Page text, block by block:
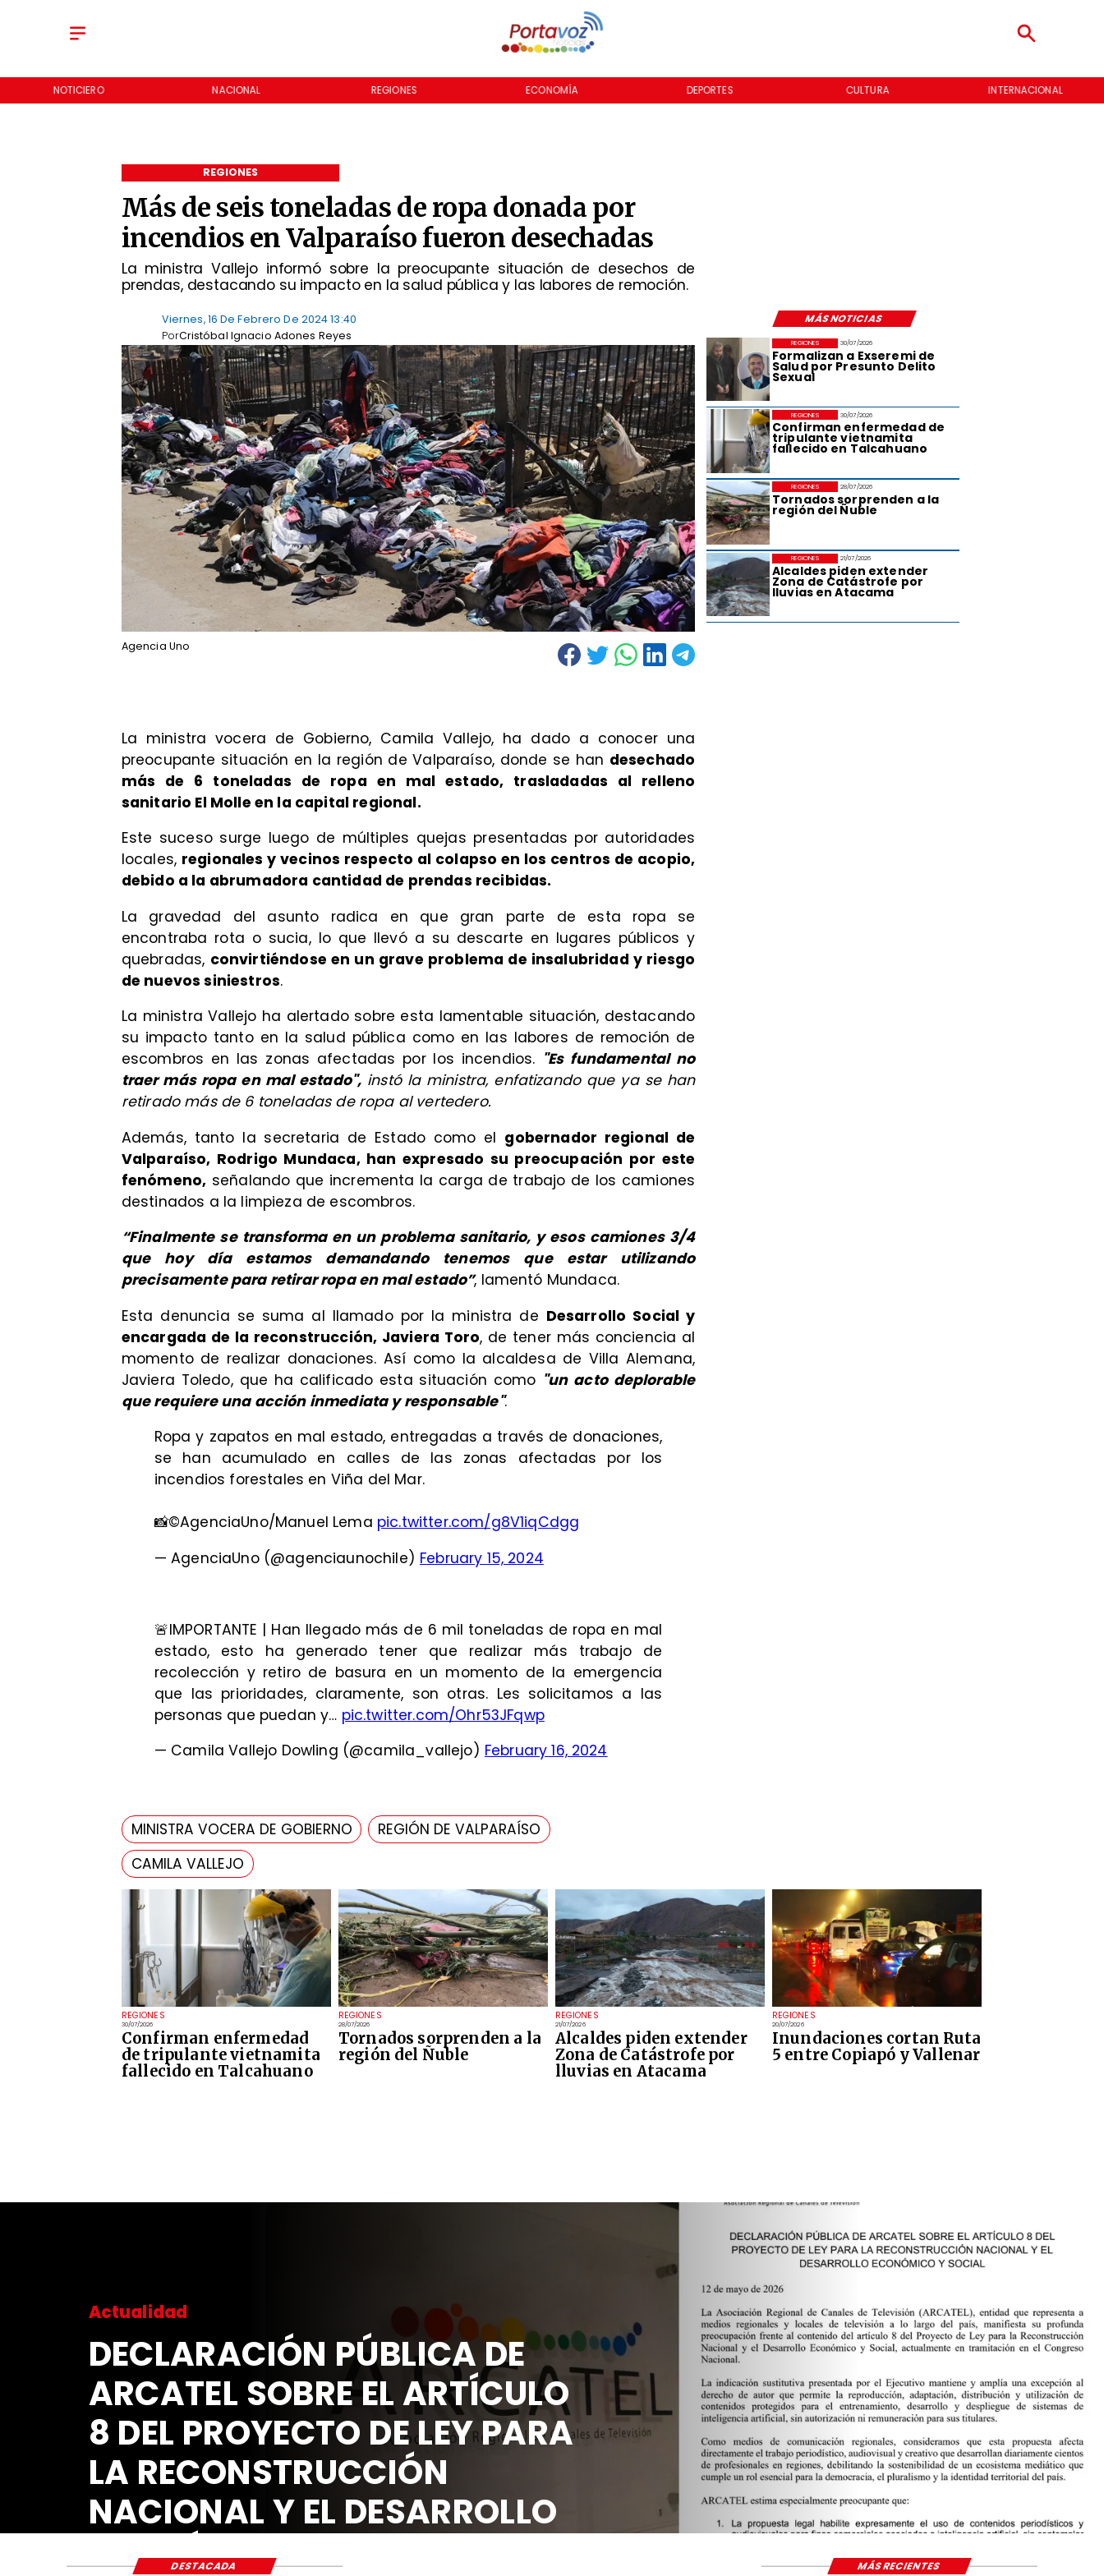
NOTICIERO NACIONAL REGIONES ECONOMÍA DEPORTES CULTURA INTERNACIONAL
Más de seis toneladas de ropa donada por
incendios en Valparaíso fueron desechadas
​La ministra Vallejo informó sobre la preocupante situación de desechos de
prendas, destacando su impacto en la salud pública y las labores de remoción.
REGIONES
MÁS NOTICIAS
Viernes, 16 De Febrero De 2024 13:40
Cristóbal Ignacio Adones Reyes
Por
Agencia Uno
REGIONES
30/07/2026
Confirman enfermedad
de tripulante vietnamita
fallecido en Talcahuano
REGIONES
28/07/2026
Tornados sorprenden a la
región del Ñuble
REGIONES
21/07/2026
Alcaldes piden extender
Zona de Catástrofe por
lluvias en Atacama
REGIONES
20/07/2026
Inundaciones cortan Ruta
5 entre Copiapó y Vallenar
30/07/2026
Formalizan a Exseremi de
Salud por Presunto Delito
Sexual
REGIONES
30/07/2026
Confirman enfermedad de
tripulante vietnamita
fallecido en Talcahuano
REGIONES
28/07/2026
Tornados sorprenden a la
región del Ñuble
REGIONES
21/07/2026
Alcaldes piden extender
Zona de Catástrofe por
lluvias en Atacama
REGIONES
La ministra vocera de Gobierno, Camila Vallejo, ha dado a conocer una
preocupante situación en la región de Valparaíso, donde se han desechado
más de 6 toneladas de ropa en mal estado, trasladadas al relleno
sanitario El Molle en la capital regional.
​Este suceso surge luego de múltiples quejas presentadas por autoridades
locales, regionales y vecinos respecto al colapso en los centros de acopio,
debido a la abrumadora cantidad de prendas recibidas.
La gravedad del asunto radica en que gran parte de esta ropa se
encontraba rota o sucia, lo que llevó a su descarte en lugares públicos y
quebradas, convirtiéndose en un grave problema de insalubridad y riesgo
de nuevos siniestros.
La ministra Vallejo ha alertado sobre esta lamentable situación, destacando
su impacto tanto en la salud pública como en las labores de remoción de
escombros en las zonas afectadas por los incendios. "Es fundamental no
traer más ropa en mal estado", instó la ministra, enfatizando que ya se han
retirado más de 6 toneladas de ropa al vertedero.
Además, tanto la secretaria de Estado como el gobernador regional de
Valparaíso, Rodrigo Mundaca, han expresado su preocupación por este
fenómeno, señalando que incrementa la carga de trabajo de los camiones
destinados a la limpieza de escombros.
“Finalmente se transforma en un problema sanitario, y esos camiones 3/4
que hoy día estamos demandando tenemos que estar utilizando
precisamente para retirar ropa en mal estado”, lamentó Mundaca.
Esta denuncia se suma al llamado por la ministra de Desarrollo Social y
encargada de la reconstrucción, Javiera Toro, de tener más conciencia al
momento de realizar donaciones. Así como la alcaldesa de Villa Alemana,
Javiera Toledo, que ha calificado esta situación como "un acto deplorable
que requiere una acción inmediata y responsable".
Ropa y zapatos en mal estado, entregadas a través de donaciones,
se han acumulado en calles de las zonas afectadas por los
incendios forestales en Viña del Mar.
📸©AgenciaUno/Manuel Lema pic.twitter.com/g8V1iqCdgg
— AgenciaUno (@agenciaunochile) February 15, 2024
🚨IMPORTANTE | Han llegado más de 6 mil toneladas de ropa en mal
estado, esto ha generado tener que realizar más trabajo de
recolección y retiro de basura en un momento de la emergencia
que las prioridades, claramente, son otras. Les solicitamos a las
personas que puedan y… pic.twitter.com/Ohr53JFqwp
— Camila Vallejo Dowling (@camila_vallejo) February 16, 2024
MINISTRA VOCERA DE GOBIERNO
REGIÓN DE VALPARAÍSO
CAMILA VALLEJO
Actualidad
DECLARACIÓN PÚBLICA DE
ARCATEL SOBRE EL ARTÍCULO
8 DEL PROYECTO DE LEY PARA
LA RECONSTRUCCIÓN
NACIONAL Y EL DESARROLLO
ECONÓMICO Y SOCIAL
DESTACADA MÁS RECIENTES